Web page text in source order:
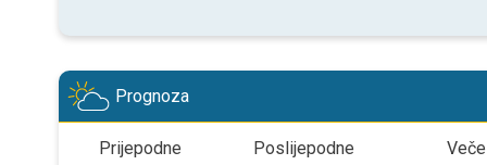
Prognoza
Prijepodne Poslijepodne Veče